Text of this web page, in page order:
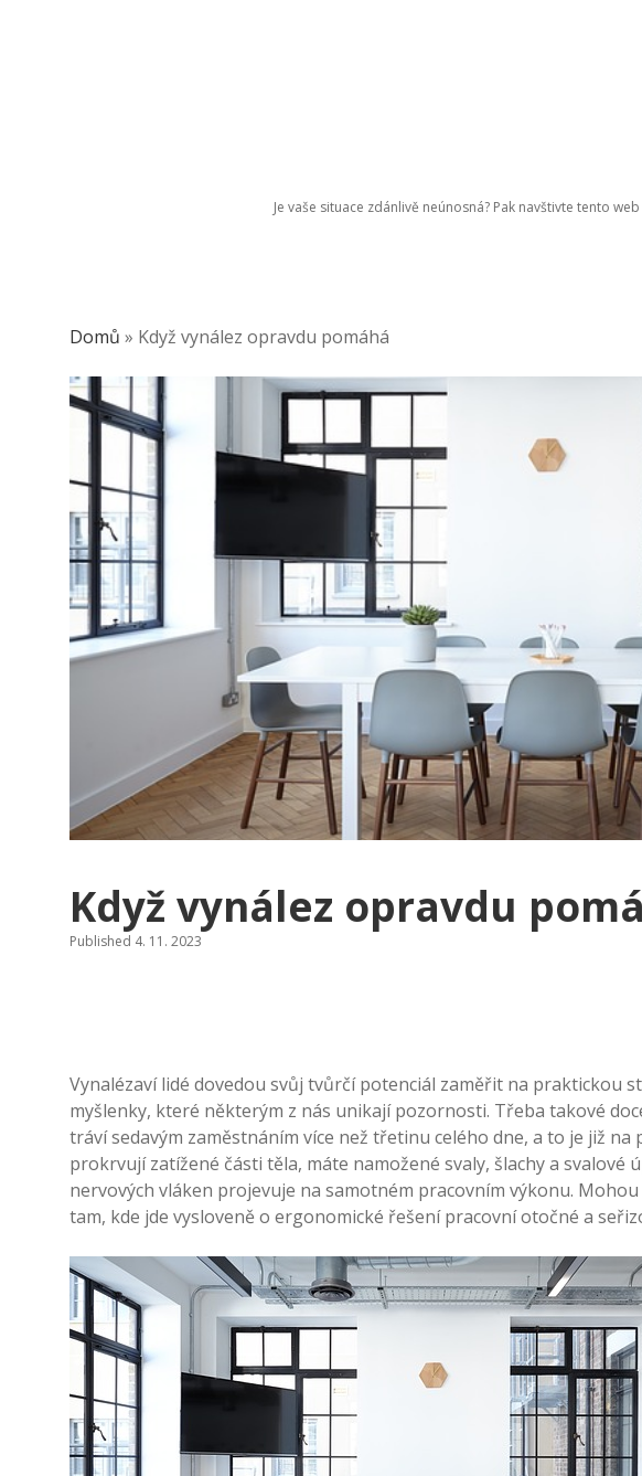
Je vaše situace zdánlivě neúnosná? Pak navštivte tento
Domů » Když vynález opravdu pomáhá
Když vynález opravdu
Published 4. 11. 2023
Vynalézaví lidé dovedou svůj tvůrčí potenciál zaměřit na praktickou
myšlenky, které některým z nás unikají pozornosti. Třeba takové
tráví sedavým zaměstnáním více než třetinu celého dne, a to je již
prokrvují zatížené části těla, máte namožené svaly, šlachy a svalové
nervových vláken projevuje na samotném pracovním výkonu.
tam, kde jde vysloveně o ergonomické řešení pracovní otočné a